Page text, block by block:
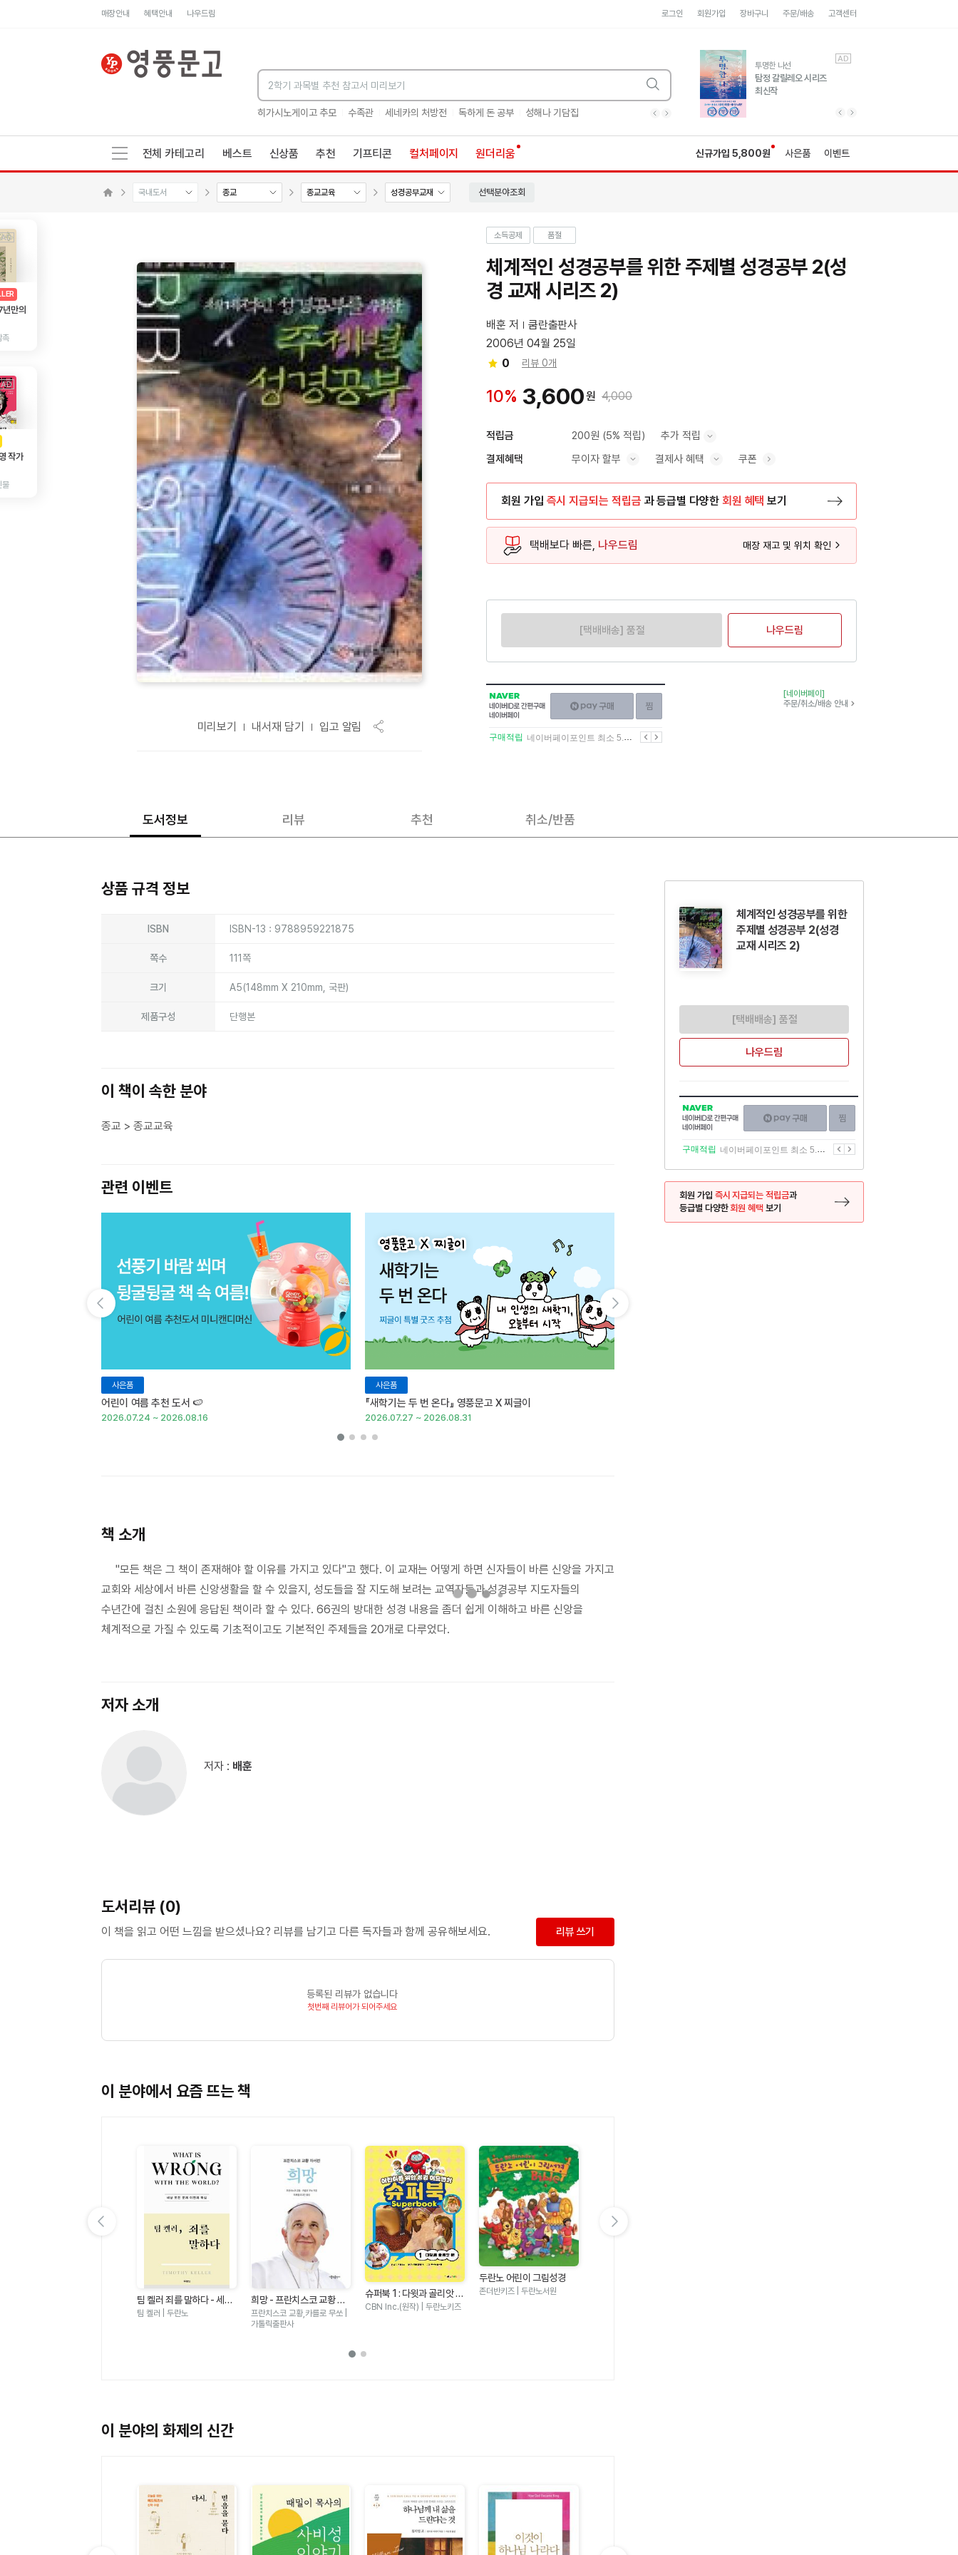
매장안내 혜택안내 나우드림 로그인 회원가입 장바구니 주문/배송 고객센터
히가시노게이고 추모 수족관 세네카의 처방전 독하게 돈 공부 성해나 기담집 히가시노게이고 추모 수족관 독하게 돈 공부
유럽 도시 기행3
풍성한 서사와 인문학적
통찰!
AD
투명한 나선
탐정 갈릴레오 시리즈
최신작
AD
전체 카테고리 베스트 신상품 추천 기프티콘 컬처페이지 원더리움 신규가입 5,800원 사은품 이벤트
국내도서 종교 종교교육 성경공부교재 선택분야조회
AD
년만의
촉
AD
작가
물
미리보기 내서재 담기 입고 알림
소득공제 품절
체계적인 성경공부를 위한 주제별 성경공부 2(성
경 교재 시리즈 2)
배훈 저
쿰란출판사
2006년 04월 25일
0
리뷰 0개
10% 3,600원 4,000
적립금 200원 (5% 적립) 추가 적립
결제혜택 무이자 할부 결제사 혜택 쿠폰
회원 가입 즉시 지급되는 적립금 과 등급별 다양한 회원 혜택 보기
택배보다 빠른, 나우드림 매장 재고 및 위치 확인
[택배배송] 품절 나우드림
NAVER
네이버
ID로
간편구매
네이버페이
구매하기
이전
구매적립 네이버페이포인트 최소 5.5% 적립 다음
[네이버페이]
주문/취소/배송 안내
도서정보 리뷰 추천 취소/반품
상품 규격 정보
ISBN ISBN-13 : 9788959221875
쪽수 111쪽
크기 A5(148mm X 210mm, 국판)
제품구성 단행본
이 책이 속한 분야
종교 > 종교교육
관련 이벤트
사은품
어린이 여름 추천 도서 🍉
2026.07.24 ~ 2026.08.16
사은품
『새학기는 두 번 온다』 영풍문고 X 찌글이
2026.07.27 ~ 2026.08.31
책 소개
"모든 책은 그 책이 존재해야 할 이유를 가지고 있다"고 했다. 이 교재는 어떻게 하면 신자들이 바른 신앙을 가지고
교회와 세상에서 바른 신앙생활을 할 수 있을지, 성도들을 잘 지도해 보려는 교역자들과 성경공부 지도자들의
수년간에 걸친 소원에 응답된 책이라 할 수 있다. 66권의 방대한 성경 내용을 좀더 쉽게 이해하고 바른 신앙을
체계적으로 가질 수 있도록 기초적이고도 기본적인 주제들을 20개로 다루었다.
저자 소개
저자 : 배훈
도서리뷰 (0)
이 책을 읽고 어떤 느낌을 받으셨나요? 리뷰를 남기고 다른 독자들과 함께 공유해보세요. 리뷰 쓰기
등록된 리뷰가 없습니다
첫번째 리뷰어가 되어주세요
이 분야에서 요즘 뜨는 책
팀 켈러 죄를 말하다 - 세상
모든 문제 이면의 핵심
팀 켈러 | 두란노
희망 - 프란치스코 교황 자
서전
프란치스코 교황,카를로 무쏘 |
가톨릭출판사
슈퍼북 1 : 다윗과 골리앗 편
- 어린이를 위한 성경 어드
CBN Inc.(원작) | 두란노키즈
두란노 어린이 그림성경
존더반키즈 | 두란노서원
이 분야의 화제의 신간
체계적인 성경공부를 위한
주제별 성경공부 2(성경
교재 시리즈 2)
[택배배송] 품절
나우드림
NAVER
네이버
ID로
간편구매
네이버페이
구매하기
이전
구매적립 네이버페이포인트 최소 5.5% 적립 다음
회원 가입 즉시 지급되는 적립금과
등급별 다양한회원 혜택 보기